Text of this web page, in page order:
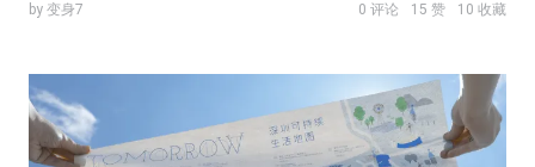
by 变身7 0 评论 15 赞 10 收藏